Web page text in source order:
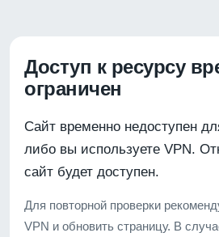
Доступ к ресурсу
ограничен
Сайт временно недоступен
либо вы используете VPN.
сайт будет доступен.
Для повторной проверки
VPN и обновить страницу. В